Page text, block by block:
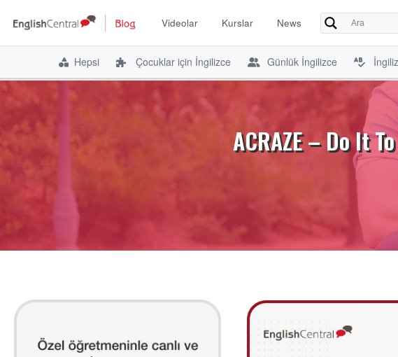
Videolar Kurslar News
Hepsi Çocuklar için İngilizce Günlük İngilizce
İçeriğe
atla
ACRAZE – Do It